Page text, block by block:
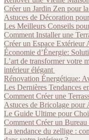
Créer un Jardin Zen pour
Astuces de Décoration
Les Meilleurs Conseils
Comment Installer une
Créer un Espace Extérieur
Économie d’Énergie:
L’art de transformer votre
intérieur élégant
Rénovation Énergétique:
Les Dernières Tendances
Comment Créer une
Astuces de Bricolage pour
Le Guide Ultime pour
Comment Créer un
La tendance du zellige :